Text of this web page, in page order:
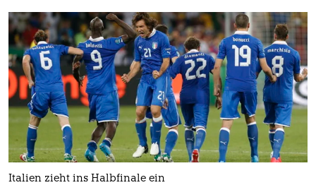
Italien zieht ins Halbfinale ein